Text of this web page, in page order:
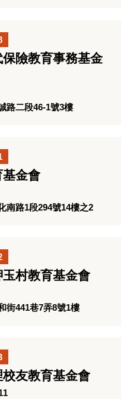
險教育事務基金
路二段46-1號3樓
金會
南路1段294號14樓之2
村教育基金會
街441巷7弄8號1樓
友教育基金會